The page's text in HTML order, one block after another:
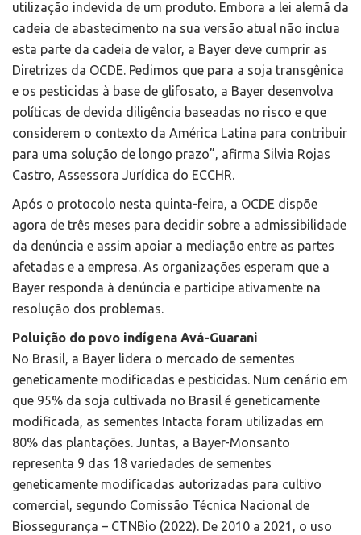
utilização indevida de um produto. Embora a lei alemã da
cadeia de abastecimento na sua versão atual não inclua
esta parte da cadeia de valor, a Bayer deve cumprir as
Diretrizes da OCDE. Pedimos que para a soja transgênica
e os pesticidas à base de glifosato, a Bayer desenvolva
políticas de devida diligência baseadas no risco e que
considerem o contexto da América Latina para contribuir
para uma solução de longo prazo”, afirma Silvia Rojas
Castro, Assessora Jurídica do ECCHR.
Após o protocolo nesta quinta-feira, a OCDE dispõe
agora de três meses para decidir sobre a admissibilidade
da denúncia e assim apoiar a mediação entre as partes
afetadas e a empresa. As organizações esperam que a
Bayer responda à denúncia e participe ativamente na
resolução dos problemas.
Poluição do povo indígena Avá-Guarani
No Brasil, a Bayer lidera o mercado de sementes
geneticamente modificadas e pesticidas. Num cenário em
que 95% da soja cultivada no Brasil é geneticamente
modificada, as sementes Intacta foram utilizadas em
80% das plantações. Juntas, a Bayer-Monsanto
representa 9 das 18 variedades de sementes
geneticamente modificadas autorizadas para cultivo
comercial, segundo Comissão Técnica Nacional de
Biossegurança – CTNBio (2022). De 2010 a 2021, o uso